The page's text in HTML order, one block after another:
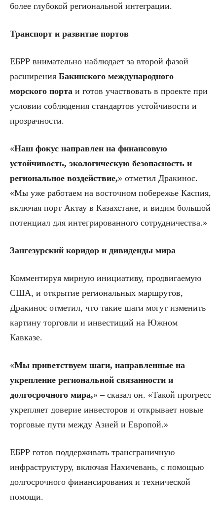
более глубокой региональной интеграции.
Транспорт и развитие портов
ЕБРР внимательно наблюдает за второй фазой
расширения Бакинского международного
морского порта и готов участвовать в проекте при
условии соблюдения стандартов устойчивости и
прозрачности.
«Наш фокус направлен на финансовую
устойчивость, экологическую безопасность и
региональное воздействие,» отметил Дракинос.
«Мы уже работаем на восточном побережье Каспия,
включая порт Актау в Казахстане, и видим большой
потенциал для интегрированного сотрудничества.»
Зангезурский коридор и дивиденды мира
Комментируя мирную инициативу, продвигаемую
США, и открытие региональных маршрутов,
Дракинос отметил, что такие шаги могут изменить
картину торговли и инвестиций на Южном
Кавказе.
«Мы приветствуем шаги, направленные на
укрепление региональной связанности и
долгосрочного мира,» – сказал он. «Такой прогресс
укрепляет доверие инвесторов и открывает новые
торговые пути между Азией и Европой.»
ЕБРР готов поддерживать трансграничную
инфраструктуру, включая Нахичевань, с помощью
долгосрочного финансирования и технической
помощи.